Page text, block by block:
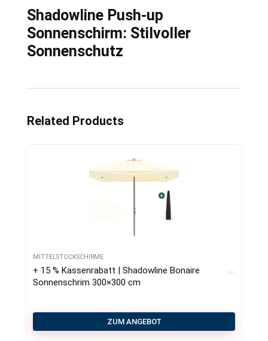
Shadowline Push-up
Sonnenschirm: Stilvoller
Sonnenschutz
Related Products
MITTELSTOCKSCHIRME
+ 15 % Kassenrabatt | Shadowline Bonaire
Sonnenschrim 300×300 cm
ZUM ANGEBOT